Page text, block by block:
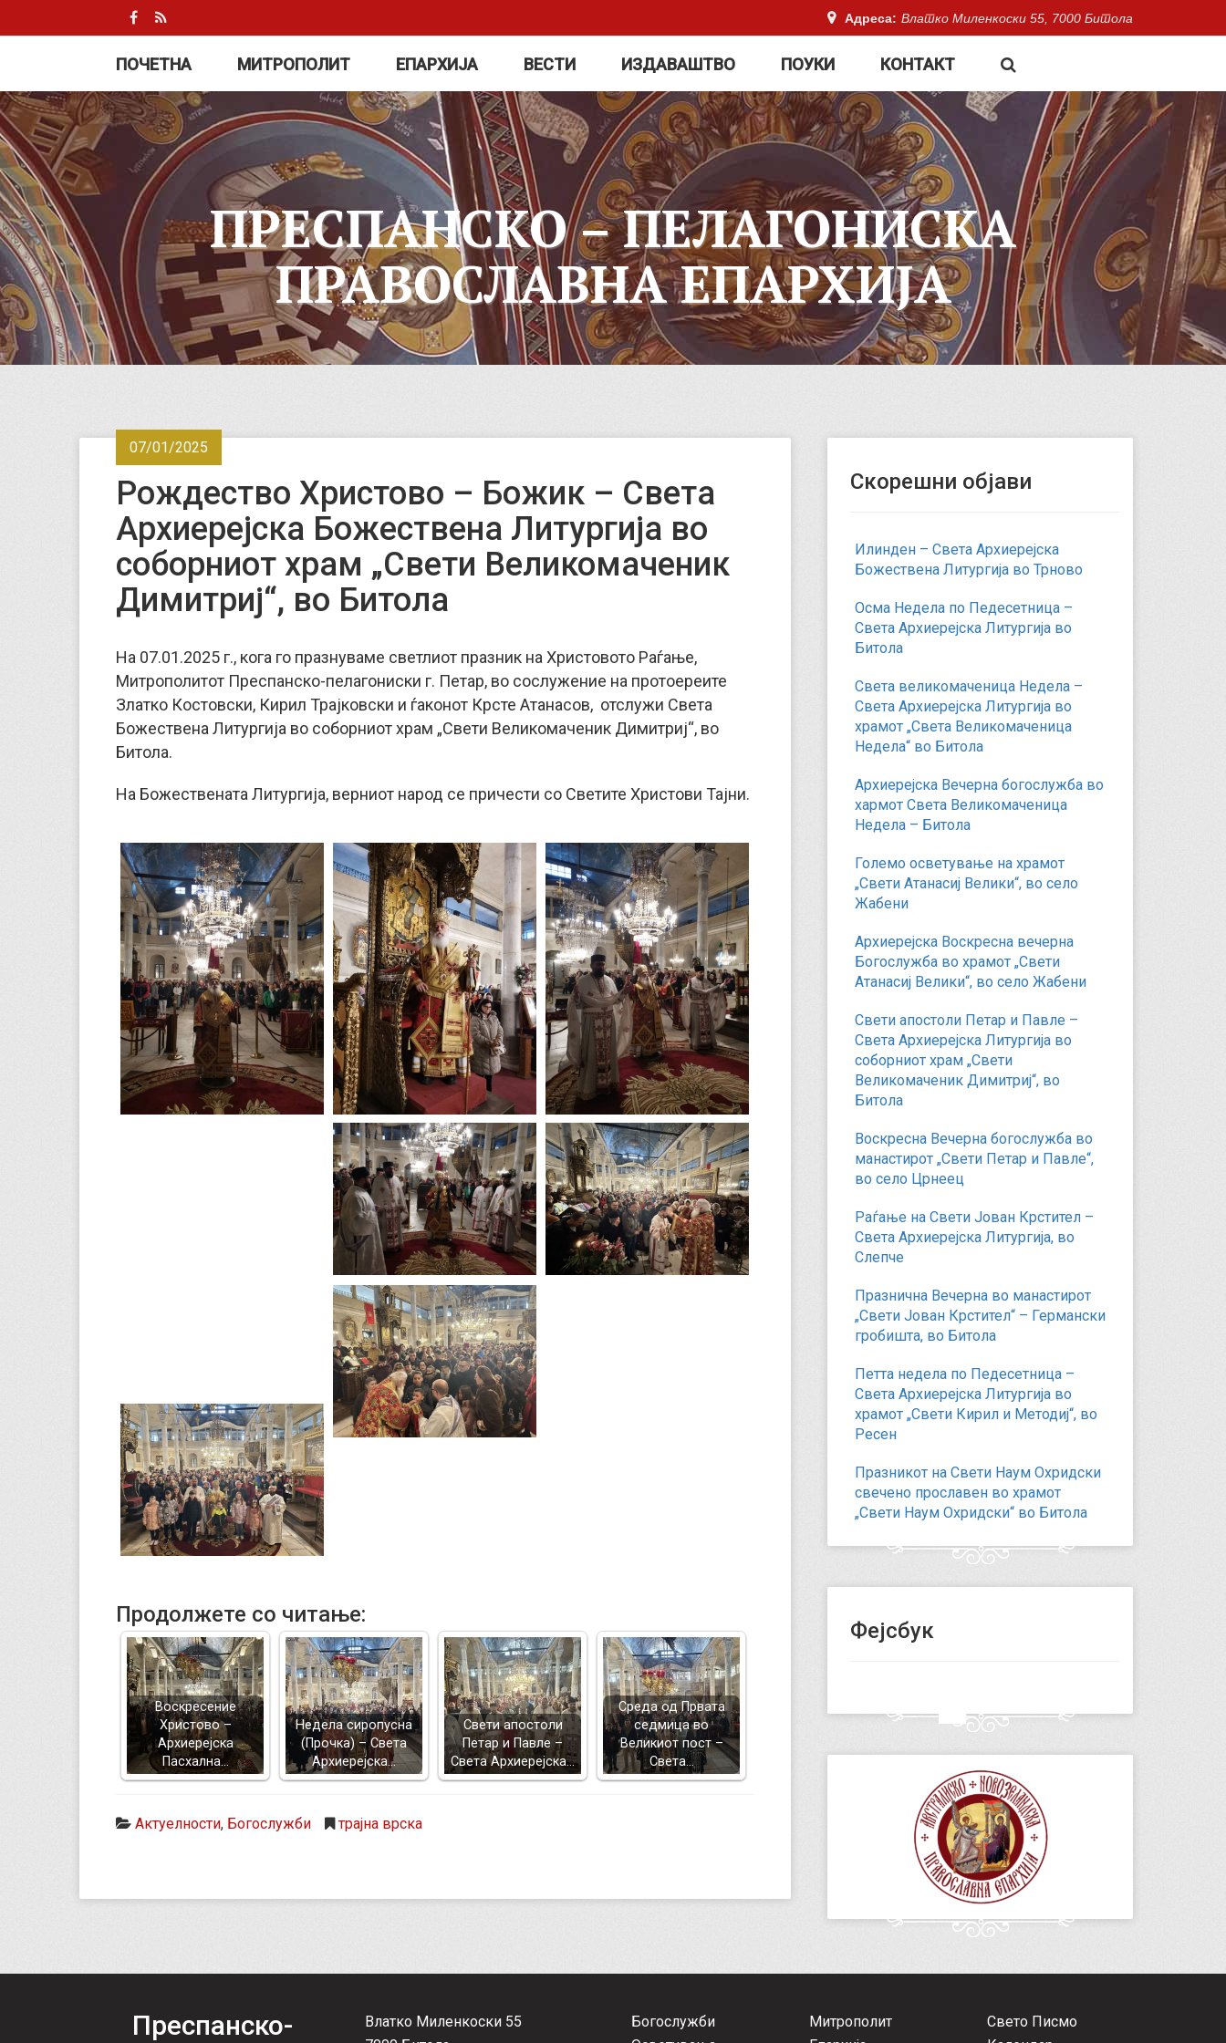
Адреса: Влатко Миленкоски 55, 7000 Битола
ПОЧЕТНА МИТРОПОЛИТ ЕПАРХИЈА ВЕСТИ ИЗДАВАШТВО ПОУКИ КОНТАКТ
ПРЕСПАНСКО – ПЕЛАГОНИСКА
ПРАВОСЛАВНА ЕПАРХИЈА
07/01/2025
Рождество Христово – Божик – Света
Архиерејска Божествена Литургија во
соборниот храм „Свети Великомаченик
Димитриј“, во Битола
На 07.01.2025 г., кога го празнуваме светлиот празник на Христовото Раѓање,
Митрополитот Преспанско-пелагониски г. Петар, во сослужение на протоереите
Златко Костовски, Кирил Трајковски и ѓаконот Крсте Атанасов, отслужи Света
Божествена Литургија во соборниот храм „Свети Великомаченик Димитриј“, во
Битола.
На Божествената Литургија, верниот народ се причести со Светите Христови Тајни.
Продолжете со читање:
Воскресение
Христово –
Архиерејска
Пасхална…
Недела сиропусна
(Прочка) – Света
Архиерејска…
Свети апостоли
Петар и Павле –
Света Архиерејска…
Среда од Првата
седмица во
Великиот пост –
Света…
Актуелности, Богослужби трајна врска
Скорешни објави
Илинден – Света Архиерејска
Божествена Литургија во Трново
Осма Недела по Педесетница –
Света Архиерејска Литургија во
Битола
Света великомаченица Недела –
Света Архиерејска Литургија во
храмот „Света Великомаченица
Недела“ во Битола
Архиерејска Вечерна богослужба во
хармот Света Великомаченица
Недела – Битола
Големо осветување на храмот
„Свети Атанасиј Велики“, во село
Жабени
Архиерејска Воскресна вечерна
Богослужба во храмот „Свети
Атанасиј Велики“, во село Жабени
Свети апостоли Петар и Павле –
Света Архиерејска Литургија во
соборниот храм „Свети
Великомаченик Димитриј“, во
Битола
Воскресна Вечерна богослужба во
манастирот „Свети Петар и Павле“,
во село Црнеец
Раѓање на Свети Јован Крстител –
Света Архиерејска Литургија, во
Слепче
Празнична Вечерна во манастирот
„Свети Јован Крстител“ – Германски
гробишта, во Битола
Петта недела по Педесетница –
Света Архиерејска Литургија во
храмот „Свети Кирил и Методиј“, во
Ресен
Празникот на Свети Наум Охридски
свечено прославен во храмот
„Свети Наум Охридски“ во Битола
Фејсбук
Преспанско-
Влатко Миленкоски 55
Богослужби
Митрополит
Свето Писмо